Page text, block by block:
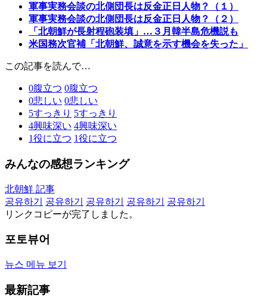
軍事実務会談の北側団長は反金正日人物？（１）
軍事実務会談の北側団長は反金正日人物？（２）
「北朝鮮が長射程砲装填」…３月韓半島危機説も
米国務次官補「北朝鮮、誠意を示す機会を失った」
この記事を読んで…
0腹立つ 0腹立つ
0悲しい 0悲しい
5すっきり 5すっきり
4興味深い 4興味深い
1役に立つ 1役に立つ
みんなの感想ランキング
北朝鮮 記事
공유하기
공유하기 공유하기 공유하기
공유하기
リンクコピーが完了しました。
포토뷰어
뉴스 메뉴 보기
最新記事